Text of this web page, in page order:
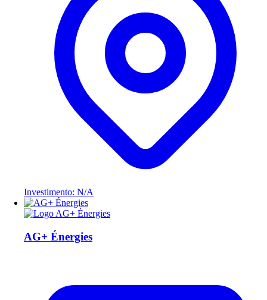
Investimento: N/A
AG+ Énergies